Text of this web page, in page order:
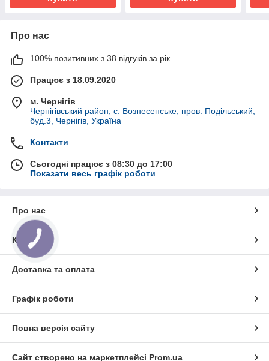
Про нас
100% позитивних з 38 відгуків за рік
Працює з 18.09.2020
м. Чернігів
Чернігівський район, с. Вознесенське, пров. Подільський,
буд.3, Чернігів, Україна
Контакти
Сьогодні працює з 08:30 до 17:00
Показати весь графік роботи
Про нас
Контакти
Доставка та оплата
Графік роботи
Повна версія сайту
Сайт створено на маркетплейсі Prom.ua
КНОПКА
ЗВ'ЯЗКУ